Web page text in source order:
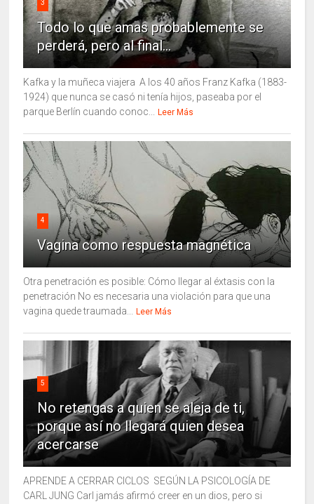
3
Todo lo que amas probablemente se
perderá, pero al final...
Kafka y la muñeca viajera A los 40 años Franz Kafka (1883-
1924) que nunca se casó ni tenía hijos, paseaba por el
parque Berlín cuando conoc... Leer Más
4
Vagina como respuesta magnética
Otra penetración es posible: Cómo llegar al éxtasis con la
penetración No es necesaria una violación para que una
vagina quede traumada... Leer Más
5
No retengas a quien se aleja de ti,
porque así no llegará quien desea
acercarse
APRENDE A CERRAR CICLOS SEGÚN LA PSICOLOGÍA DE
CARL JUNG Carl jamás afirmó creer en un dios, pero si